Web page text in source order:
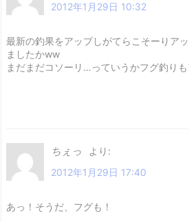
2012年1月29日 10:32
最新の釣果をアップしがてらこそーりア
ましたかww
まだまだコソーリ…っていうかフグ釣り
ちぇっ
より:
2012年1月29日 17:40
あっ！そうだ、フグも！